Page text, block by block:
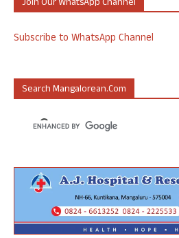
Subscribe to WhatsApp Channel
Search Mangalorean.com